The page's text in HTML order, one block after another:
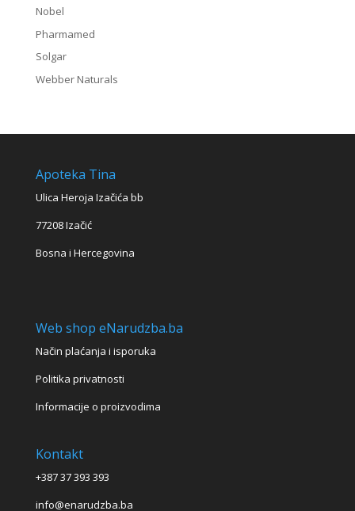
Nobel
Pharmamed
Solgar
Webber Naturals
Apoteka Tina
Ulica Heroja Izačića bb
77208 Izačić
Bosna i Hercegovina
Web shop eNarudzba.ba
Način plaćanja i isporuka
Politika privatnosti
Informacije o proizvodima
Kontakt
+387 37 393 393
info@enarudzba.ba